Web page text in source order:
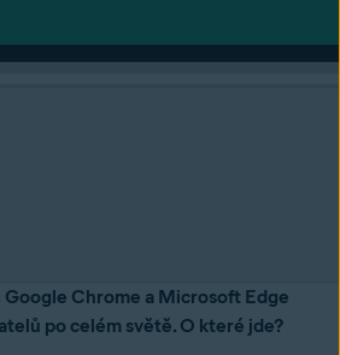
Chrome a Microsoft Edge
po celém světě. O které jde?